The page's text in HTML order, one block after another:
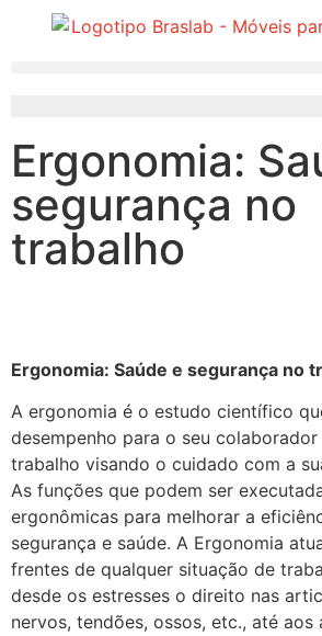
Ergonomia:
segurança no
trabalho
Ergonomia: Saúde e segurança no
A ergonomia é o estudo científico
desempenho para o seu
trabalho visando o cuidado com a
As funções que podem ser
ergonômicas para melhorar a
segurança e saúde. A Ergonomia
frentes de qualquer situação de
desde os estresses o direito nas
nervos, tendões, ossos, etc., até aos